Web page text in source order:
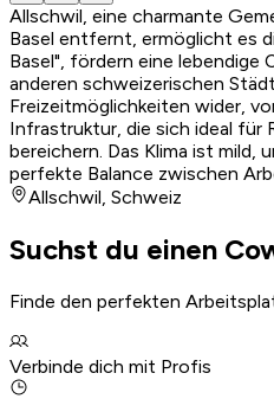
Allschwil, eine charmante
Basel entfernt, ermöglicht es
Basel", fördern eine lebendige
anderen schweizerischen
Freizeitmöglichkeiten wider,
Infrastruktur, die sich ideal für
bereichern. Das Klima ist
perfekte Balance zwischen
Allschwil, Schweiz
Suchst du einen
Finde den perfekten
Verbinde dich mit Profis